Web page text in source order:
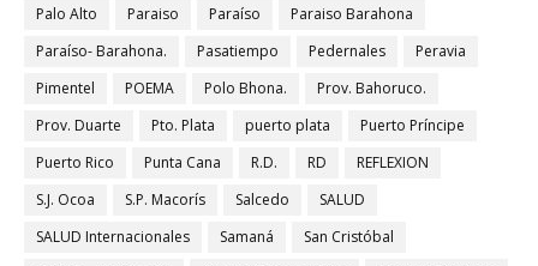
Palo Alto
Paraiso Paraíso
Paraiso Barahona
Paraíso- Barahona.
Pasatiempo Pedernales
Peravia
Pimentel
POEMA Polo Bhona.
Prov. Bahoruco.
Prov. Duarte
Pto. Plata puerto plata
Puerto Príncipe
Puerto Rico
Punta Cana R.D. RD
REFLEXION
S.J. Ocoa
S.P. Macorís Salcedo
SALUD
SALUD Internacionales
Samaná
San Cristóbal